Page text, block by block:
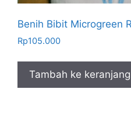
Benih Bibit Microgreen
Rp105.000
Tambah ke keranjang